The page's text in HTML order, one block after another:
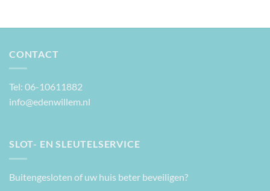
CONTACT
Tel: 06-10611882
info@edenwillem.nl
SLOT- EN SLEUTELSERVICE
Buitengesloten of uw huis beter beveiligen?